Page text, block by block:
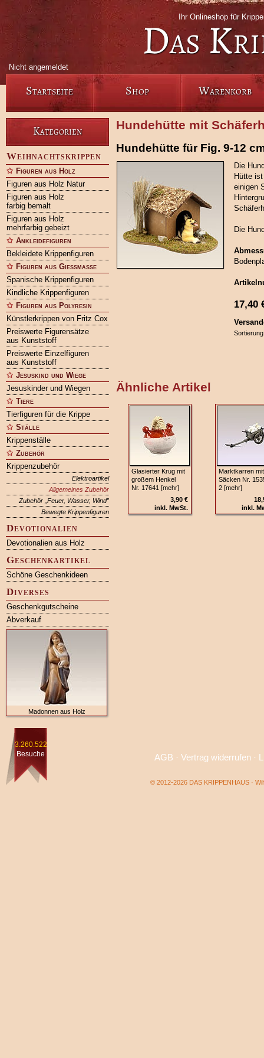
Ihr Onlineshop für
Das
Nicht angemeldet
Startseite Shop Warenkorb
Kategorien
Weihnachtskrippen
Figuren aus Holz
Figuren aus Holz Natur
Figuren aus Holz
farbig bemalt
Figuren aus Holz
mehrfarbig gebeizt
Ankleidefiguren
Bekleidete Krippenfiguren
Figuren aus Gießmasse
Spanische Krippenfiguren
Kindliche Krippenfiguren
Figuren aus Polyresin
Künstlerkrippen von Fritz Cox
Preiswerte Figurensätze
aus Kunststoff
Preiswerte Einzelfiguren
aus Kunststoff
Jesuskind und Wiege
Jesuskinder und Wiegen
Tiere
Tierfiguren für die Krippe
Ställe
Krippenställe
Zubehör
Krippenzubehör
Elektroartikel
Allgemeines Zubehör
Zubehör „Feuer, Wasser, Wind”
Bewegte Krippenfiguren
Devotionalien
Devotionalien aus Holz
Geschenkartikel
Schöne Geschenkideen
Diverses
Geschenkgutscheine
Abverkauf
Madonnen aus Holz
Hundehütte mit
Hundehütte für Fig. 9-12
Die
Hütte
einigen
Die
17,40
Ähnliche Artikel
Glasierter Krug mit
großem Henkel
Nr. 17641 [mehr]
3,90 €
inkl. MwSt.
Marktkarren mit
Säcken Nr.
2 [mehr]
inkl.
3.260.522
Besuche
AGB · Vertrag widerrufen·
© 2012-2026 DAS KRIPPENHAUS ·